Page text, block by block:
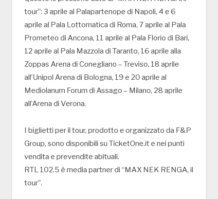
tour”: 3 aprile al Palapartenope di Napoli, 4 e 6
aprile al Pala Lottomatica di Roma, 7 aprile al Pala
Prometeo di Ancona, 11 aprile al Pala Florio di Bari,
12 aprile al Pala Mazzola di Taranto, 16 aprile alla
Zoppas Arena di Conegliano – Treviso, 18 aprile
all’Unipol Arena di Bologna, 19 e 20 aprile al
Mediolanum Forum di Assago – Milano, 28 aprile
all’Arena di Verona.
I biglietti per il tour, prodotto e organizzato da F&P
Group, sono disponibili su TicketOne.it e nei punti
vendita e prevendite abituali.
RTL 102.5 è media partner di “MAX NEK RENGA, il
tour”.